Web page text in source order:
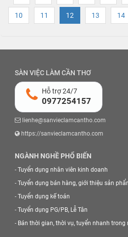
10 11 12 13 14
SÀN VIỆC LÀM CẦN THƠ
Hỗ trợ 24/7
0977254157
lienhe@sanvieclamcantho.com
https://sanvieclamcantho.com
NGÀNH NGHỀ PHỔ BIẾN
- Tuyển dụng nhân viên kinh doanh
- Tuyển dụng bán hàng, giới thiệu sản
- Tuyển dụng kế toán
- Tuyển dụng PG/PB, Lễ Tân
- Bán thời gian, thời vụ, tuyển nhanh trong